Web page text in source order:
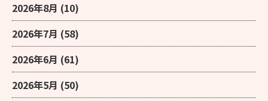
2026年8月 (10)
2026年7月 (58)
2026年6月 (61)
2026年5月 (50)